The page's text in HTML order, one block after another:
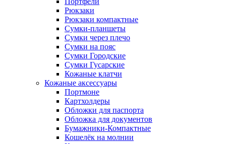
Рюкзаки
Рюкзаки компактные
Сумки-планшеты
Сумки через плечо
Сумки на пояс
Сумки Городские
Сумки Гусарские
Кожаные клатчи
Кожаные аксессуары
Портмоне
Картхолдеры
Обложки для паспорта
Обложка для документов
Бумажники-Компактные
Кошелёк на молнии